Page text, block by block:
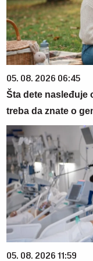
05. 08. 2026 06:45
Šta dete nasleđuje
treba da znate o
05. 08. 2026 11:59